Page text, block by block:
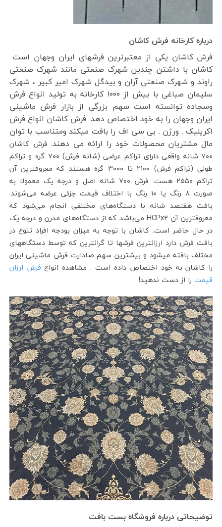
درباره کارخانه فرش کاشان
فرش کاشان یکی از معتبرترین فرشهای ایران وجهان است
کاشان با داشتن چندین شهرک صنعتی مانند شهرک صنعتی
راوند و شهرک صنعتی آران و بیدگل شهرک امیر کبیر ، شهرک
سلیمان صباغی با بیش از ۱۰۰۰ کارخانه به تولید انواع فرش
وسجاده توانسته است سهم بزرگی از بازار فرش ماشینی
ایران وجهان را به خود اختصاص دهد. فرش کاشان انواع فرش
اکریلیک . ورژن . بی سی اف را بافت میکند ومتناسب با توان
مال مشتریان محصولات خود را ارائه می دهند. فرش کاشان
۷۰۰ شانه واقعی دارای تراکم عرضی (شانه فرش) ۷۰۰ گره و تراکم
طولی (تراکم فرش) ۲۱۰۰ تا ۳۰۰۰ گره هستند که معروفترین آن
تراکم ۲۵۵۰ هست. فرش ۷۰۰ شانه اصل و درجه یک معمولا به
صورت ۸ رنگ یا ۱۰ رنگ با اختلاف قیمت جزئی عرضه می‌شوند.
بافت هفتصد شانه با دستگاه‌های مختلفی انجام می‌شود که
معروفترین آن HCPx2 می‌باشد که از دستگاه‌های مدرن و درجه یک
در حال حاضر است. کاشان با توجه به میزان بودجه افراد تنوع در
بافت فرش دارد ارزانترین فرشها تا گرانترین که توسط دستگاههای
مختلف بافته میشود و بیشترین سهم صادارت فرش ماشینی ایران
را کاشان به خود اختصاص داده است . مشاهده انواع فرش ارزان
قیمترا از دست ندهید!
توضیحاتی درباره فروشگاه بست بافت